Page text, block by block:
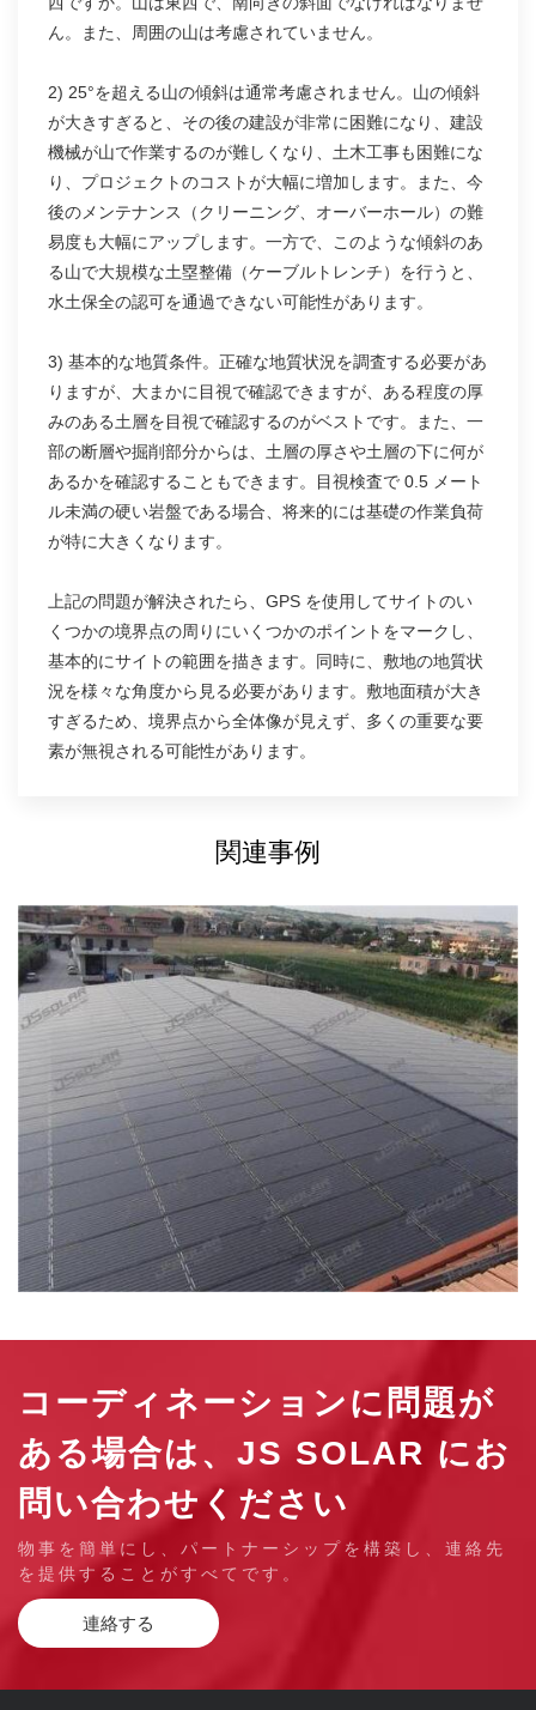
ん。また、周囲の山は考慮されていません。
2) 25°を超える山の傾斜は通常考慮されません。山の傾斜
が大きすぎると、その後の建設が非常に困難になり、建設
機械が山で作業するのが難しくなり、土木工事も困難にな
り、プロジェクトのコストが大幅に増加します。また、今
後のメンテナンス（クリーニング、オーバーホール）の難
易度も大幅にアップします。一方で、このような傾斜のあ
る山で大規模な土塁整備（ケーブルトレンチ）を行うと、
水土保全の認可を通過できない可能性があります。
3) 基本的な地質条件。正確な地質状況を調査する必要があ
りますが、大まかに目視で確認できますが、ある程度の厚
みのある土層を目視で確認するのがベストです。また、一
部の断層や掘削部分からは、土層の厚さや土層の下に何が
あるかを確認することもできます。目視検査で 0.5 メート
ル未満の硬い岩盤である場合、将来的には基礎の作業負荷
が特に大きくなります。
上記の問題が解決されたら、GPS を使用してサイトのい
くつかの境界点の周りにいくつかのポイントをマークし、
基本的にサイトの範囲を描きます。同時に、敷地の地質状
況を様々な角度から見る必要があります。敷地面積が大き
すぎるため、境界点から全体像が見えず、多くの重要な要
素が無視される可能性があります。
関連事例
コーディネーションに問題が
ある場合は、JS SOLAR にお
問い合わせください
物事を簡単にし、パートナーシップを構築し、連絡先
を提供することがすべてです。
連絡する